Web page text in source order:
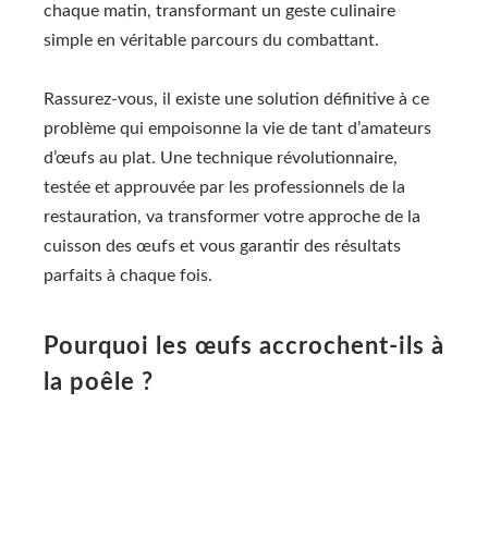
chaque matin, transformant un geste culinaire
simple en véritable parcours du combattant.
Rassurez-vous, il existe une solution définitive à ce
problème qui empoisonne la vie de tant d’amateurs
d’œufs au plat. Une technique révolutionnaire,
testée et approuvée par les professionnels de la
restauration, va transformer votre approche de la
cuisson des œufs et vous garantir des résultats
parfaits à chaque fois.
Pourquoi les œufs accrochent-ils à
la poêle ?